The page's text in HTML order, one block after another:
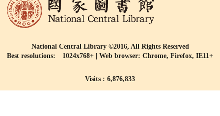
National Central Library ©2016, All Rights Reserved
Best resolutions: 1024x768+ | Web browser: Chrome, Firefox, IE11+
Visits : 6,876,833